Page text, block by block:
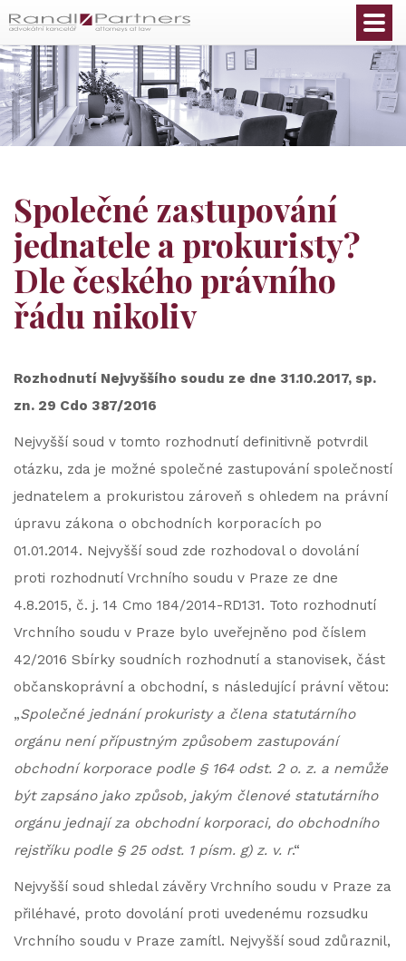
Společné zastupování
jednatele a prokuristy?
Dle českého právního
řádu nikoliv
Rozhodnutí Nejvyššího soudu ze dne 31.10.2017, sp.
zn. 29 Cdo 387/2016
Nejvyšší soud v tomto rozhodnutí definitivně potvrdil
otázku, zda je možné společné zastupování společností
jednatelem a prokuristou zároveň s ohledem na právní
úpravu zákona o obchodních korporacích po
01.01.2014. Nejvyšší soud zde rozhodoval o dovolání
proti rozhodnutí Vrchního soudu v Praze ze dne
4.8.2015, č. j. 14 Cmo 184/2014-RD131. Toto rozhodnutí
Vrchního soudu v Praze bylo uveřejněno pod číslem
42/2016 Sbírky soudních rozhodnutí a stanovisek, část
občanskoprávní a obchodní, s následující právní větou:
„Společné jednání prokuristy a člena statutárního
orgánu není přípustným způsobem zastupování
obchodní korporace podle § 164 odst. 2 o. z. a nemůže
být zapsáno jako způsob, jakým členové statutárního
orgánu jednají za obchodní korporaci, do obchodního
rejstříku podle § 25 odst. 1 písm. g) z. v. r.“
Nejvyšší soud shledal závěry Vrchního soudu v Praze za
přiléhavé, proto dovolání proti uvedenému rozsudku
Vrchního soudu v Praze zamítl. Nejvyšší soud zdůraznil,
Čeština